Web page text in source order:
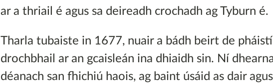
ar a thriail é agus sa deireadh crochadh ag Tyburn é.
Tharla tubaiste in 1677, nuair a bádh beirt de
drochbhail ar an gcaisleán ina dhiaidh sin. Ní
déanach san fhichiú haois, ag baint úsáid as dair